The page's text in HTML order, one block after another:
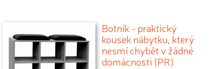
Botník - praktický
kousek nábytku, který
nesmí chybět v žádné
domácnosti (PR)